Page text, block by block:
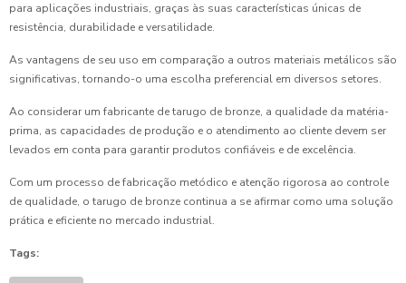
para aplicações industriais, graças às suas características únicas de
resistência, durabilidade e versatilidade.
As vantagens de seu uso em comparação a outros materiais metálicos são
significativas, tornando-o uma escolha preferencial em diversos setores.
Ao considerar um fabricante de tarugo de bronze, a qualidade da matéria-
prima, as capacidades de produção e o atendimento ao cliente devem ser
levados em conta para garantir produtos confiáveis e de excelência.
Com um processo de fabricação metódico e atenção rigorosa ao controle
de qualidade, o tarugo de bronze continua a se afirmar como uma solução
prática e eficiente no mercado industrial.
Tags: